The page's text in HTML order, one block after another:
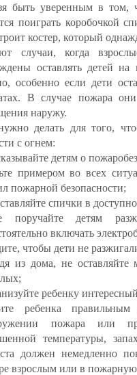
быть уверенным в том,
поиграть коробочкой
костер, который
случаи, когда
оставлять детей на
особенно если дети
В случае пожара
наружу.
делать для того,
с огнем:
детям о
примером во всех
пожарной безопасности;
спички в
детям
включать
чтобы дети не
из дома, не оставляйте
ребенку
ребенка
пожара или
температуры,
должен немедленно
взрослым или в